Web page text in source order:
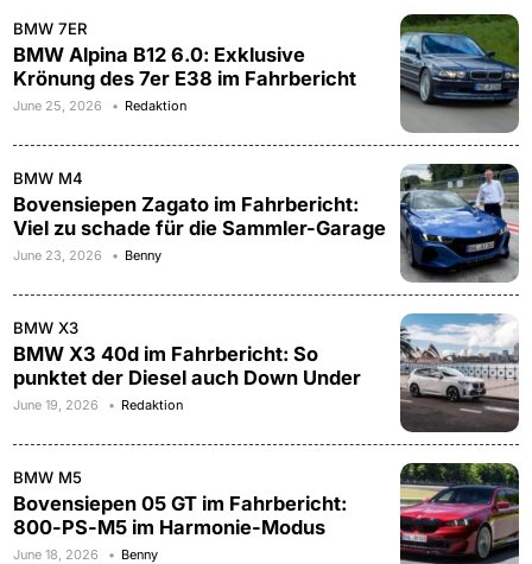
BMW 7ER
BMW Alpina B12 6.0: Exklusive
Krönung des 7er E38 im Fahrbericht
June 25, 2026 Redaktion
BMW M4
Bovensiepen Zagato im Fahrbericht:
Viel zu schade für die Sammler-Garage
June 23, 2026 Benny
BMW X3
BMW X3 40d im Fahrbericht: So
punktet der Diesel auch Down Under
June 19, 2026 Redaktion
BMW M5
Bovensiepen 05 GT im Fahrbericht:
800-PS-M5 im Harmonie-Modus
June 18, 2026 Benny